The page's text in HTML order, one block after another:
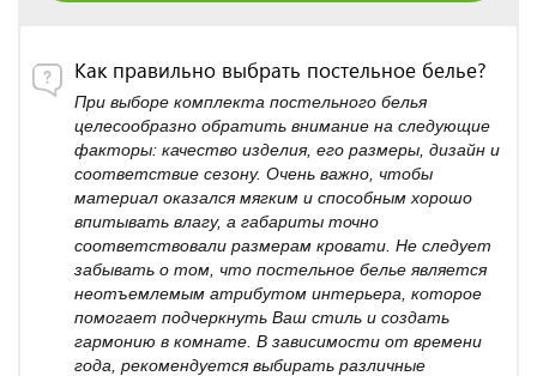
Как правильно выбрать постельное белье?
При выборе комплекта постельного белья
целесообразно обратить внимание на следующие
факторы: качество изделия, его размеры, дизайн и
соответствие сезону. Очень важно, чтобы
материал оказался мягким и способным хорошо
впитывать влагу, а габариты точно
соответствовали размерам кровати. Не следует
забывать о том, что постельное белье является
неотъемлемым атрибутом интерьера, которое
помогает подчеркнуть Ваш стиль и создать
гармонию в комнате. В зависимости от времени
года, рекомендуется выбирать различные